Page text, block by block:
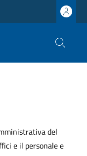
del
e il personale e